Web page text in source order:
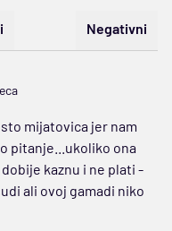
Negativni
mijatovica jer nam
pitanje...ukoliko ona
kaznu i ne plati -
ali ovoj gamadi niko